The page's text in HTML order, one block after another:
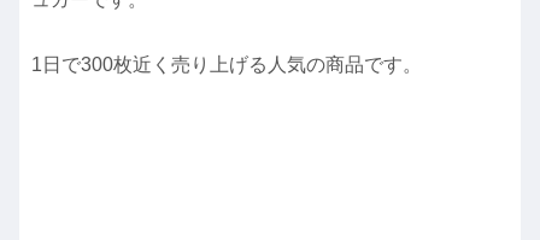
1日で300枚近く売り上げる人気の商品です。